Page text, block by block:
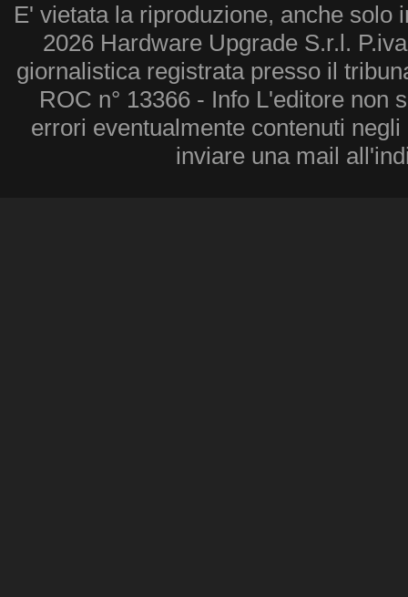
E' vietata la riproduzione, anche solo
2026 Hardware Upgrade S.r.l.
giornalistica registrata presso il
ROC n° 13366 - Info L'editore non
errori eventualmente contenuti
inviare una mail